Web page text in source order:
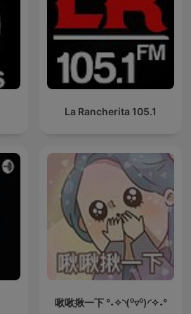
La Rancherita 105.1
啾啾揪一下 °˖✧◝(⁰▿⁰)◜✧˖°